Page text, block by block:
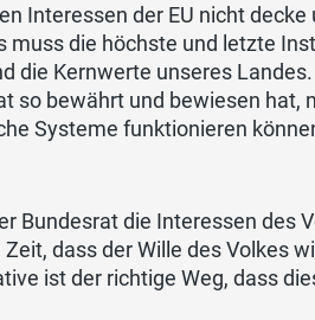
Interessen der EU nicht
muss die höchste und letzte
die Kernwerte unseres
so bewährt und bewiesen
Systeme funktionieren
Bundesrat die Interessen des
dass der Wille des Volkes
ist der richtige Weg, dass